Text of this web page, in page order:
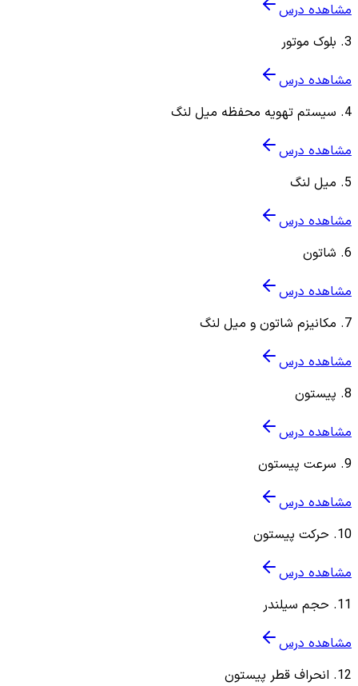
مشاهده درس
3
. بلوک موتور
مشاهده درس
4
. سیستم تهویه محفظه میل لنگ
مشاهده درس
5
. میل لنگ
مشاهده درس
6
. شاتون
مشاهده درس
7
. مکانیزم شاتون و میل لنگ
مشاهده درس
8
. پیستون
مشاهده درس
9
. سرعت پیستون
مشاهده درس
10
. حرکت پیستون
مشاهده درس
11
. حجم سیلندر
مشاهده درس
12
. انحراف قطر پیستون